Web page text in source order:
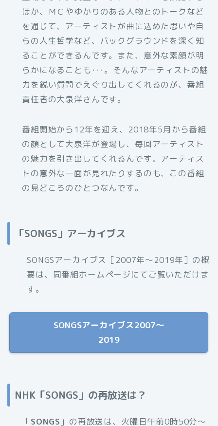
ほか、ＭＣやゆかりのある人物とのトークなど
を通じて、アーティストが曲に込めた思いや自
らの人生哲学など、バックグラウンドを深く知
ることができるんです。また、意外な素顔が明
らかになることも･･･。そんなアーティストの魅
力を鋭い質問でえぐり出してくれるのが、番組
責任者の大泉洋さんです。
番組開始から12年を迎え、2018年5月から番組
の顔として大泉洋が登場し、毎回アーティスト
の魅力を引き出してくれるんです。アーティス
トの意外な一面が見れたりするのも、この番組
の見どころのひとつなんです。
「SONGS」アーカイブス
SONGSアーカイブス［2007年〜2019年］の概
要は、同番組ホームページにてご覧いただけま
す。
SONGSアーカイブス2007〜
2019
NHK「SONGS」の再放送は？
「SONGS 」の再放送は、火曜日午前0時50分〜